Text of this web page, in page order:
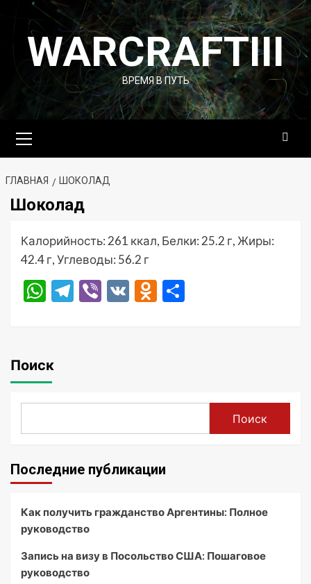
Перейти
содержимому
WARCRAFTIII
ВРЕМЯ В ПУТЬ
меню
ГЛАВНАЯ ШОКОЛАД
Шоколад
Калорийность: 261 ккал, Белки: 25.2 г, Жиры:
42.4 г, Углеводы: 56.2 г
WhatsApp
Telegram
Viber
VK Odnoklassniki
Поиск
Поиск
Последние публикации
Как получить гражданство Аргентины: Полное
руководство
Запись на визу в Посольство США: Пошаговое
руководство